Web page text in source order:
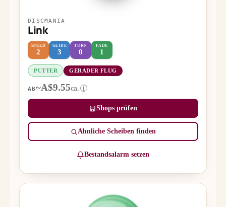
DISCMANIA
Link
SPEED
2
GLIDE
3
TURN
0
FADE
1
PUTTER GERADER FLUG
AB~A$9.55ca. i
Shops prüfen
Ähnliche Scheiben finden
Bestandsalarm setzen